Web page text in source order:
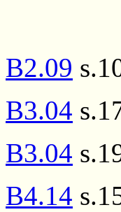
B2.09
B3.04
B3.04
B4.14